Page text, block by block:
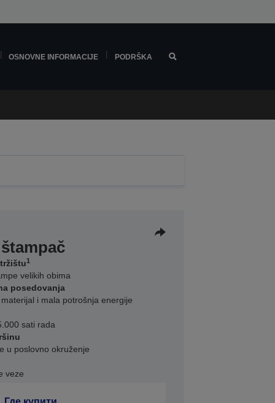
OSNOVNE INFORMACIJE PODRŠKA
1
velikih obima
posedovanja
i mala potrošnja energije
sati rada
u poslovno okruženje
veze